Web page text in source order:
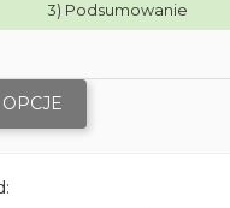
3) Podsumowanie